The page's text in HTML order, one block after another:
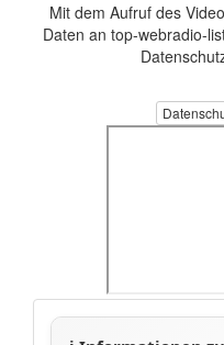
Mit dem Aufruf des
Daten an top-webradio-